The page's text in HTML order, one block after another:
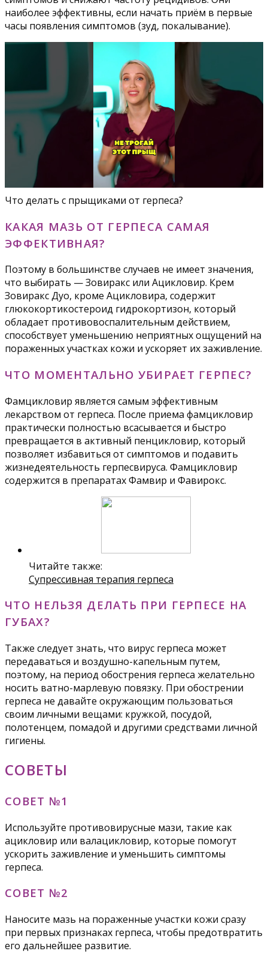
наиболее эффективны, если начать приём в первые
часы появления симптомов (зуд, покалывание).
Что делать с прыщиками от герпеса?
КАКАЯ МАЗЬ ОТ ГЕРПЕСА САМАЯ
ЭФФЕКТИВНАЯ?
Поэтому в большинстве случаев не имеет значения,
что выбирать — Зовиракс или Ацикловир. Крем
Зовиракс Дуо, кроме Ацикловира, содержит
глюкокортикостероид гидрокортизон, который
обладает противовоспалительным действием,
способствует уменьшению неприятных ощущений на
пораженных участках кожи и ускоряет их заживление.
ЧТО МОМЕНТАЛЬНО УБИРАЕТ ГЕРПЕС?
Фамцикловир является самым эффективным
лекарством от герпеса. После приема фамцикловир
практически полностью всасывается и быстро
превращается в активный пенцикловир, который
позволяет избавиться от симптомов и подавить
жизнедеятельность герпесвируса. Фамцикловир
содержится в препаратах Фамвир и Фавирокс.
Читайте также:
Супрессивная терапия герпеса
ЧТО НЕЛЬЗЯ ДЕЛАТЬ ПРИ ГЕРПЕСЕ НА
ГУБАХ?
Также следует знать, что вирус герпеса может
передаваться и воздушно-капельным путем,
поэтому, на период обострения герпеса желательно
носить ватно-марлевую повязку. При обострении
герпеса не давайте окружающим пользоваться
своим личными вещами: кружкой, посудой,
полотенцем, помадой и другими средствами личной
гигиены.
СОВЕТЫ
СОВЕТ №1
Используйте противовирусные мази, такие как
ацикловир или валацикловир, которые помогут
ускорить заживление и уменьшить симптомы
герпеса.
СОВЕТ №2
Наносите мазь на пораженные участки кожи сразу
при первых признаках герпеса, чтобы предотвратить
его дальнейшее развитие.